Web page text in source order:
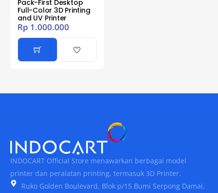
Pack-First Desktop
Full-Color 3D Printing
and UV Printer
Rp 1.000.000
INDOCART Official Store menawarkan berbagai model
printer dan peralatan printing, termasuk 3D Printer.
Ruko Golden Boulevard, Blok p/15 Bumi Serpong Damai,